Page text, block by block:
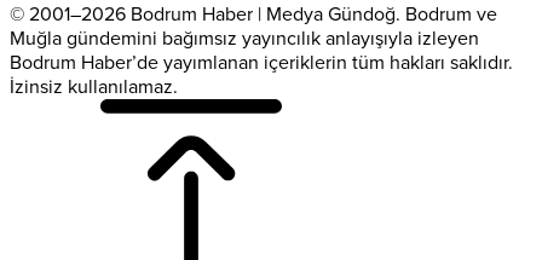
© 2001–2026 Bodrum Haber | Medya Gündoğ. Bodrum ve
Muğla gündemini bağımsız yayıncılık anlayışıyla izleyen
Bodrum Haber’de yayımlanan içeriklerin tüm hakları saklıdır.
İzinsiz kullanılamaz.